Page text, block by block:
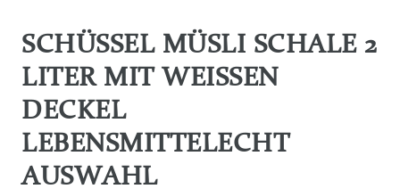
SCHÜSSEL MÜSLI SCHALE 2
LITER MIT WEISSEN D
ECKEL L
EBENSMITTELECHT A
USWAHL